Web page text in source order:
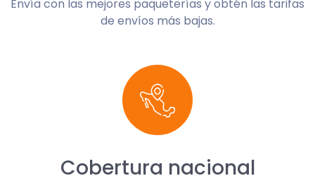
Envía con las mejores paqueterías y obtén las tarifas
de envíos más bajas.
Cobertura nacional